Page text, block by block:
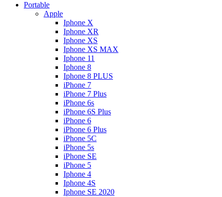
Portable
Apple
Iphone X
Iphone XR
Iphone XS
Iphone XS MAX
Iphone 11
Iphone 8
Iphone 8 PLUS
iPhone 7
iPhone 7 Plus
iPhone 6s
iPhone 6S Plus
iPhone 6
iPhone 6 Plus
iPhone 5C
iPhone 5s
iPhone SE
iPhone 5
Iphone 4
Iphone 4S
Iphone SE 2020